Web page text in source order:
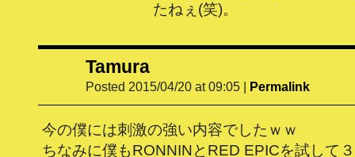
たねぇ(笑)。
Tamura
Posted 2015/04/20 at 09:05 | Permalink
今の僕には刺激の強い内容でしたｗｗ
ちなみに僕もRONNINとRED EPICを試して